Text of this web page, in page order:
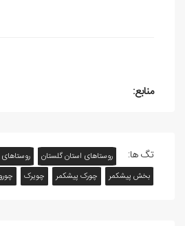
منابع:
تگ ها: روستاهای استان گلستان
بخش پیشکمر
چورک پیشکمر چویرک